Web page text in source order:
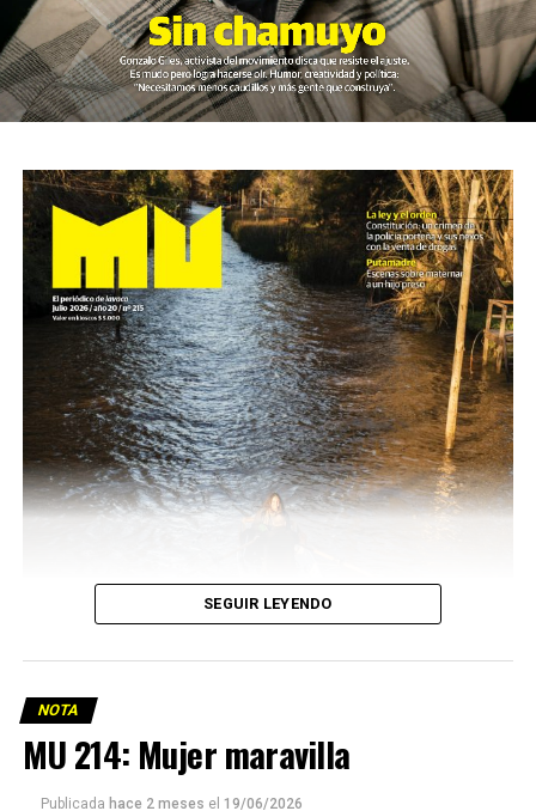
SEGUIR LEYENDO
NOTA
MU 214: Mujer maravilla
Publicada hace 2 meses el 19/06/2026